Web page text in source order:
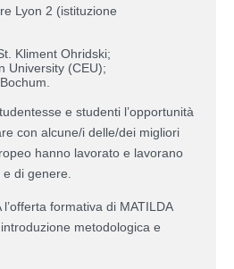
Lyon 2 (istituzione
Kliment Ohridski;
University (CEU);
e studenti l’opportunità
con alcune/i delle/dei migliori
hanno lavorato e lavorano
di genere.
formativa di MATILDA
metodologica e